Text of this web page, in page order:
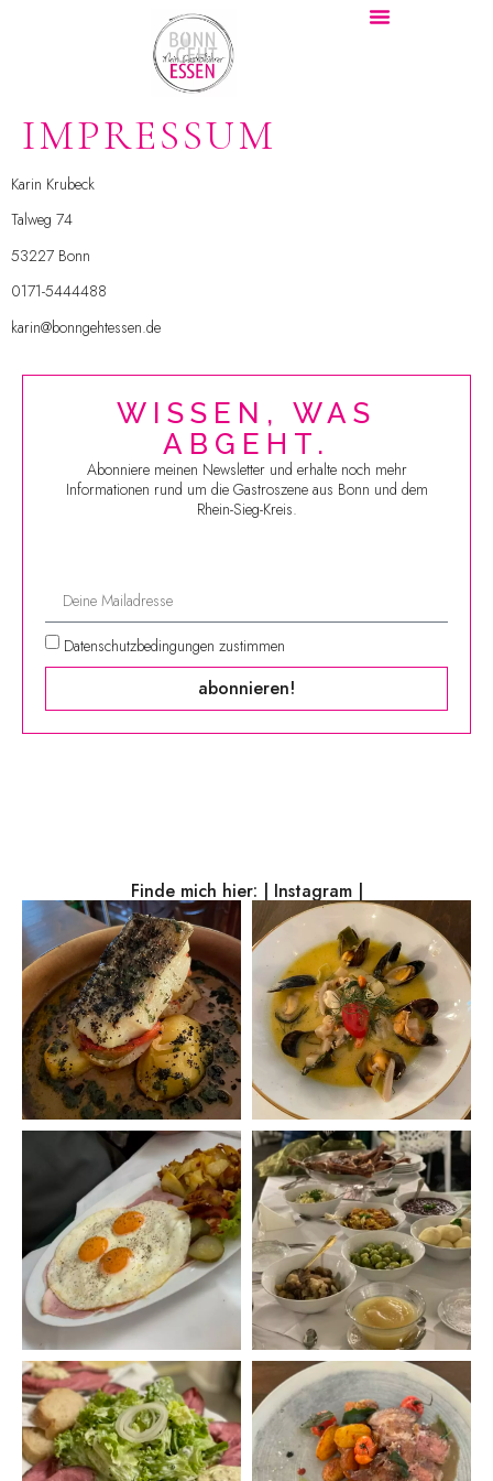
IMPRESSUM
Karin Krubeck
Talweg 74
53227 Bonn
0171-5444488
karin@bonngehtessen.de
WISSEN, WAS
ABGEHT.
Abonniere meinen Newsletter und erhalte noch mehr
Informationen rund um die Gastroszene aus Bonn und dem
Rhein-Sieg-Kreis.
Datenschutzbedingungen zustimmen
abonnieren!
Finde mich hier: | Instagram |